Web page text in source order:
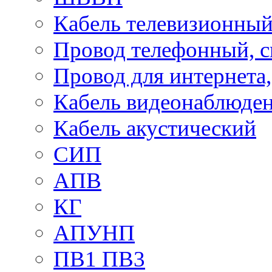
Кабель
Провод телефонный,
Провод для
Кабель
Кабель акустический
СИП
АПВ
КГ
АПУНП
ПВ1 ПВ3